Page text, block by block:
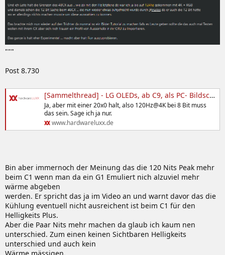
"""
Post 8.730
[Sammelthread] - LG OLEDs, ab C9, als PC- Bildschirm, HDMI 2.1, VRR
Ja, aber mit einer 20x0 halt, also 120Hz@4K bei 8 Bit muss
das sein. Sage ich ja nur.
www.hardwareluxx.de
Bin aber immernoch der Meinung das die 120 Nits Peak mehr
beim C1 wenn man da ein G1 Emuliert nich alzuviel mehr
wärme abgeben
werden. Er spricht das ja im Video an und warnt davor das die
Kühlung eventuell nicht ausreichent ist beim C1 für den
Helligkeits Plus.
Aber die Paar Nits mehr machen da glaub ich kaum nen
unterschied. Zum einen keinen Sichtbaren Helligkeits
unterschied und auch kein